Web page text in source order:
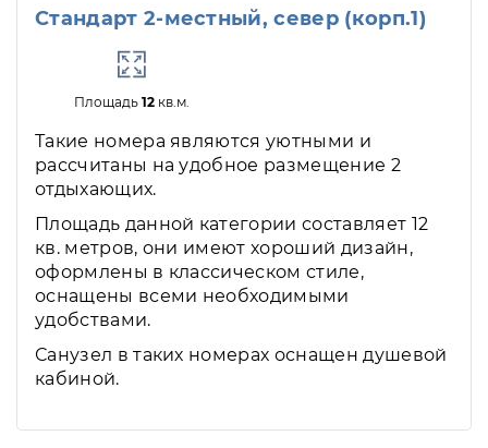
Стандарт 2-местный, север (корп.1)
Площадь 12кв.м.
Такие номера являются уютными и
рассчитаны на удобное размещение 2
отдыхающих.
Площадь данной категории составляет 12
кв. метров, они имеют хороший дизайн,
оформлены в классическом стиле,
оснащены всеми необходимыми
удобствами.
Санузел в таких номерах оснащен душевой
кабиной.